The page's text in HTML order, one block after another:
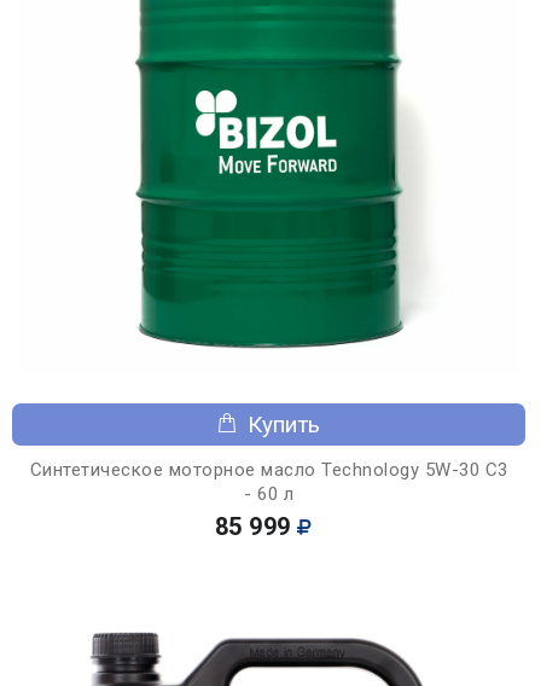
Купить
Синтетическое моторное масло Technology 5W-30 C3
- 60 л
85 999